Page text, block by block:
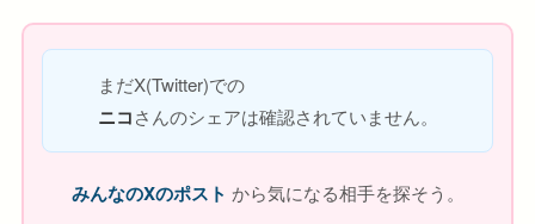
まだX(Twitter)での
ニコさんのシェアは確認されていません。
みんなのXのポスト から気になる相手を探そう。